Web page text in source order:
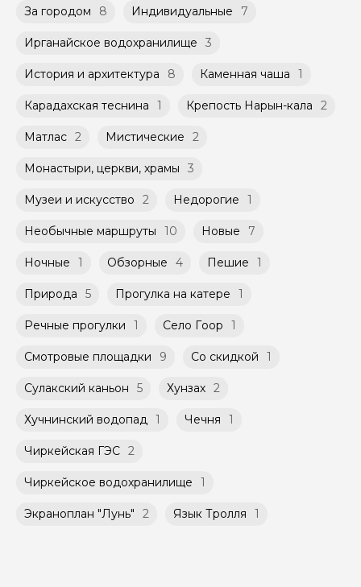
За городом 8 Индивидуальные 7
Ирганайское водохранилище 3
История и архитектура 8 Каменная чаша 1
Карадахская теснина 1 Крепость Нарын-кала 2
Матлас 2 Мистические 2
Монастыри, церкви, храмы 3
Музеи и искусство 2 Недорогие 1
Необычные маршруты 10 Новые 7
Ночные 1 Обзорные 4 Пешие 1
Природа 5 Прогулка на катере 1
Речные прогулки 1 Село Гоор 1
Смотровые площадки 9 Со скидкой 1
Сулакский каньон 5 Хунзах 2
Хучнинский водопад 1 Чечня 1
Чиркейская ГЭС 2
Чиркейское водохранилище 1
Экраноплан "Лунь" 2 Язык Тролля 1